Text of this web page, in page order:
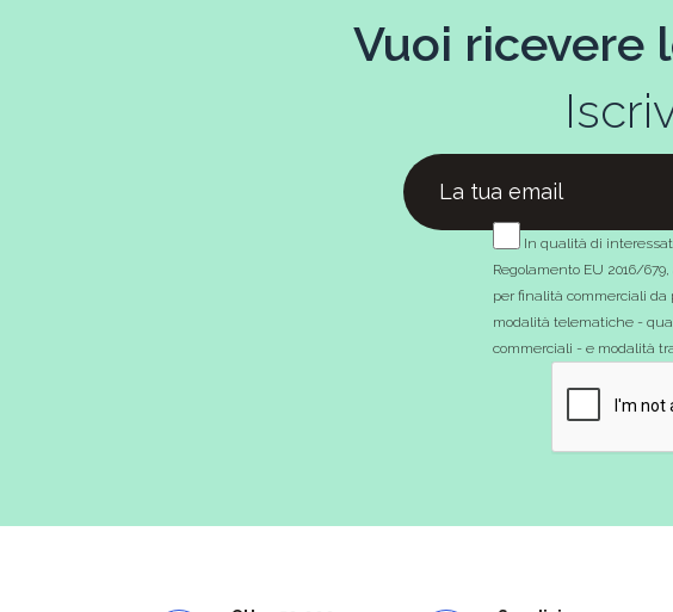
Vuoi ricevere
In qualità di
Regolamento EU 2016/
per finalità commerciali
modalità telematiche -
commerciali - e modalità